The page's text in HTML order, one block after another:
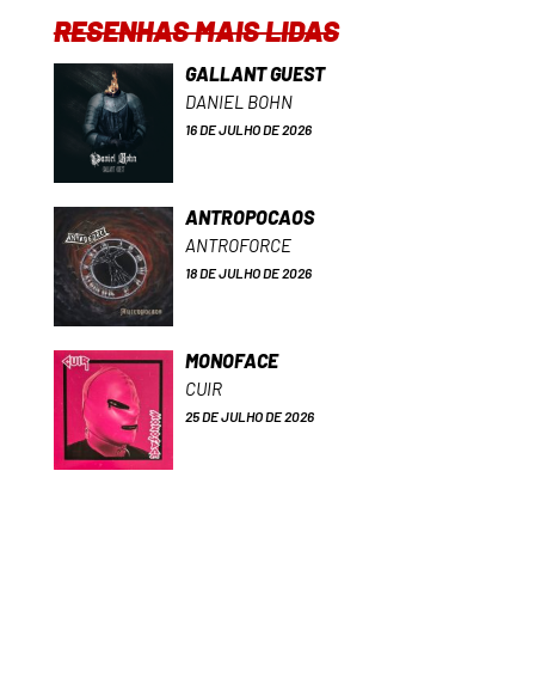
RESENHAS MAIS LIDAS
GALLANT GUEST
DANIEL BOHN
16 DE JULHO DE 2026
ANTROPOCAOS
ANTROFORCE
18 DE JULHO DE 2026
MONOFACE
CUIR
25 DE JULHO DE 2026